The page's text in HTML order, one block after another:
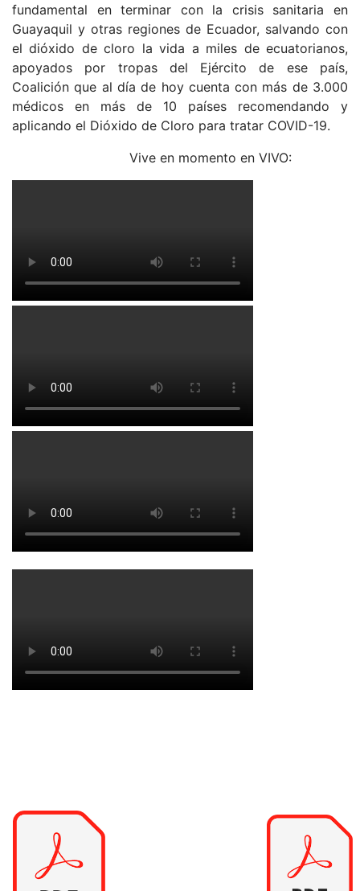
fundamental en terminar con la crisis sanitaria en
Guayaquil y otras regiones de Ecuador, salvando con
el dióxido de cloro la vida a miles de ecuatorianos,
apoyados por tropas del Ejército de ese país,
Coalición que al día de hoy cuenta con más de 3.000
médicos en más de 10 países recomendando y
aplicando el Dióxido de Cloro para tratar COVID-19.
Vive en momento en VIVO: